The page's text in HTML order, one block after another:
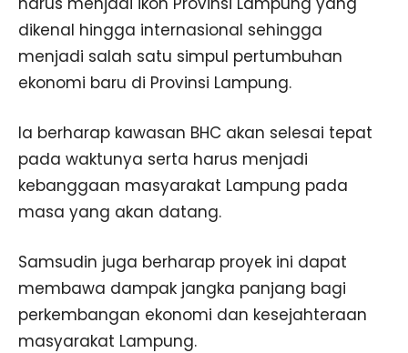
dikenal hingga internasional sehingga
menjadi salah satu simpul pertumbuhan
ekonomi baru di Provinsi Lampung.
Ia berharap kawasan BHC akan selesai tepat
pada waktunya serta harus menjadi
kebanggaan masyarakat Lampung pada
masa yang akan datang.
Samsudin juga berharap proyek ini dapat
membawa dampak jangka panjang bagi
perkembangan ekonomi dan kesejahteraan
masyarakat Lampung.